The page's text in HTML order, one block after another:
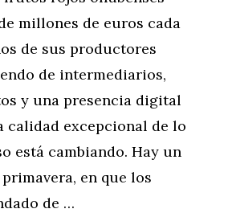
millones de euros cada
de sus productores
de intermediarios,
y una presencia digital
calidad excepcional de lo
está cambiando. Hay un
en que los
de …